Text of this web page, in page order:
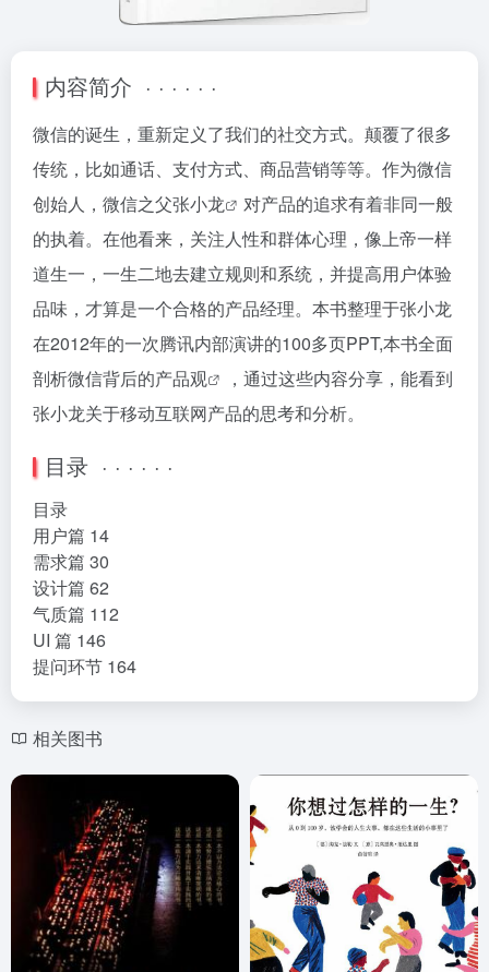
内容简介 · · · · · ·
微信的诞生，重新定义了我们的社交方式。颠覆了很多
传统，比如通话、支付方式、商品营销等等。作为微信
创始人，微信之父张小龙
对产品的追求有着非同一般
的执着。在他看来，关注人性和群体心理，像上帝一样
道生一，一生二地去建立规则和系统，并提高用户体验
品味，才算是一个合格的产品经理。本书整理于张小龙
在2012年的一次腾讯内部演讲的100多页PPT,本书全面
剖析微信背后的产品观
，通过这些内容分享，能看到
张小龙关于移动互联网产品的思考和分析。
目录 · · · · · ·
目录
用户篇 14
需求篇 30
设计篇 62
气质篇 112
UI 篇 146
提问环节 164
相关图书